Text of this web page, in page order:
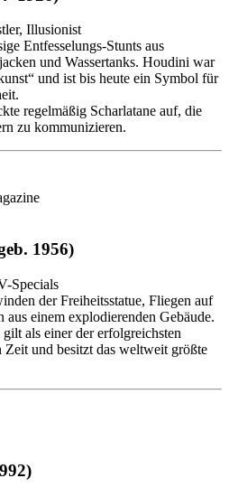
Illusionist
Entfesselungs-Stunts aus
und Wassertanks. Houdini war
und ist bis heute ein Symbol für
regelmäßig Scharlatane auf, die
zu kommunizieren.
1956)
Specials
der Freiheitsstatue, Fliegen auf
einem explodierenden Gebäude.
als einer der erfolgreichsten
Zeit und besitzt das weltweit größte